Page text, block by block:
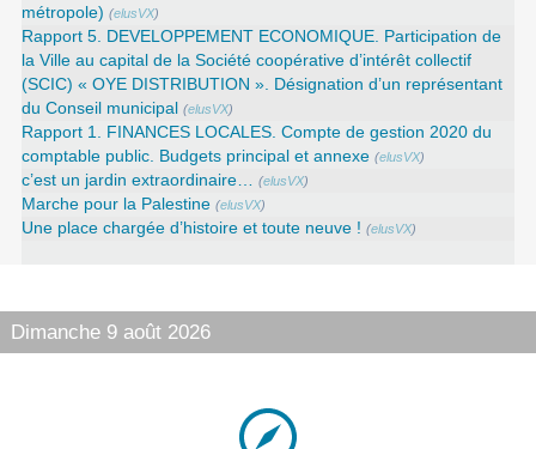
métropole) (elusVX)
Rapport 5. DEVELOPPEMENT ECONOMIQUE. Participation de
la Ville au capital de la Société coopérative d’intérêt collectif
(SCIC) « OYE DISTRIBUTION ». Désignation d’un représentant
du Conseil municipal
(elusVX)
Rapport 1. FINANCES LOCALES. Compte de gestion 2020 du
comptable public. Budgets principal et annexe (elusVX)
c’est un jardin extraordinaire… (elusVX)
Marche pour la Palestine (elusVX)
Une place chargée d’histoire et toute neuve ! (elusVX)
Dimanche 9 août 2026